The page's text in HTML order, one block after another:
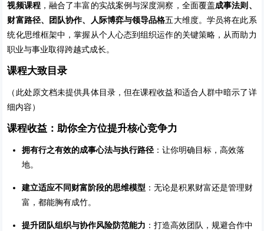
视频课程，融合了丰富的实战案例与深度洞察，全面覆盖成事法则、
财富路径、团队协作、人际博弈与领导品格五大维度。学员将在此系
统化思维框架中，掌握从个人心态到组织运作的关键策略，从而助力
职业与事业取得跨越式成长。
课程大致目录
（此处原文档未提供具体目录，但在课程收益和适合人群中暗示了详
细内容）
课程收益：助你全方位提升核心竞争力
拥有行之有效的成事心法与执行路径：让你明确目标，高效落
地。
建立适应不同财富阶段的思维模型 ：无论是积累财富还是管理财
富，都能胸有成竹。
提升团队组织与协作风险防范能力 ：打造高效团队，规避合作中